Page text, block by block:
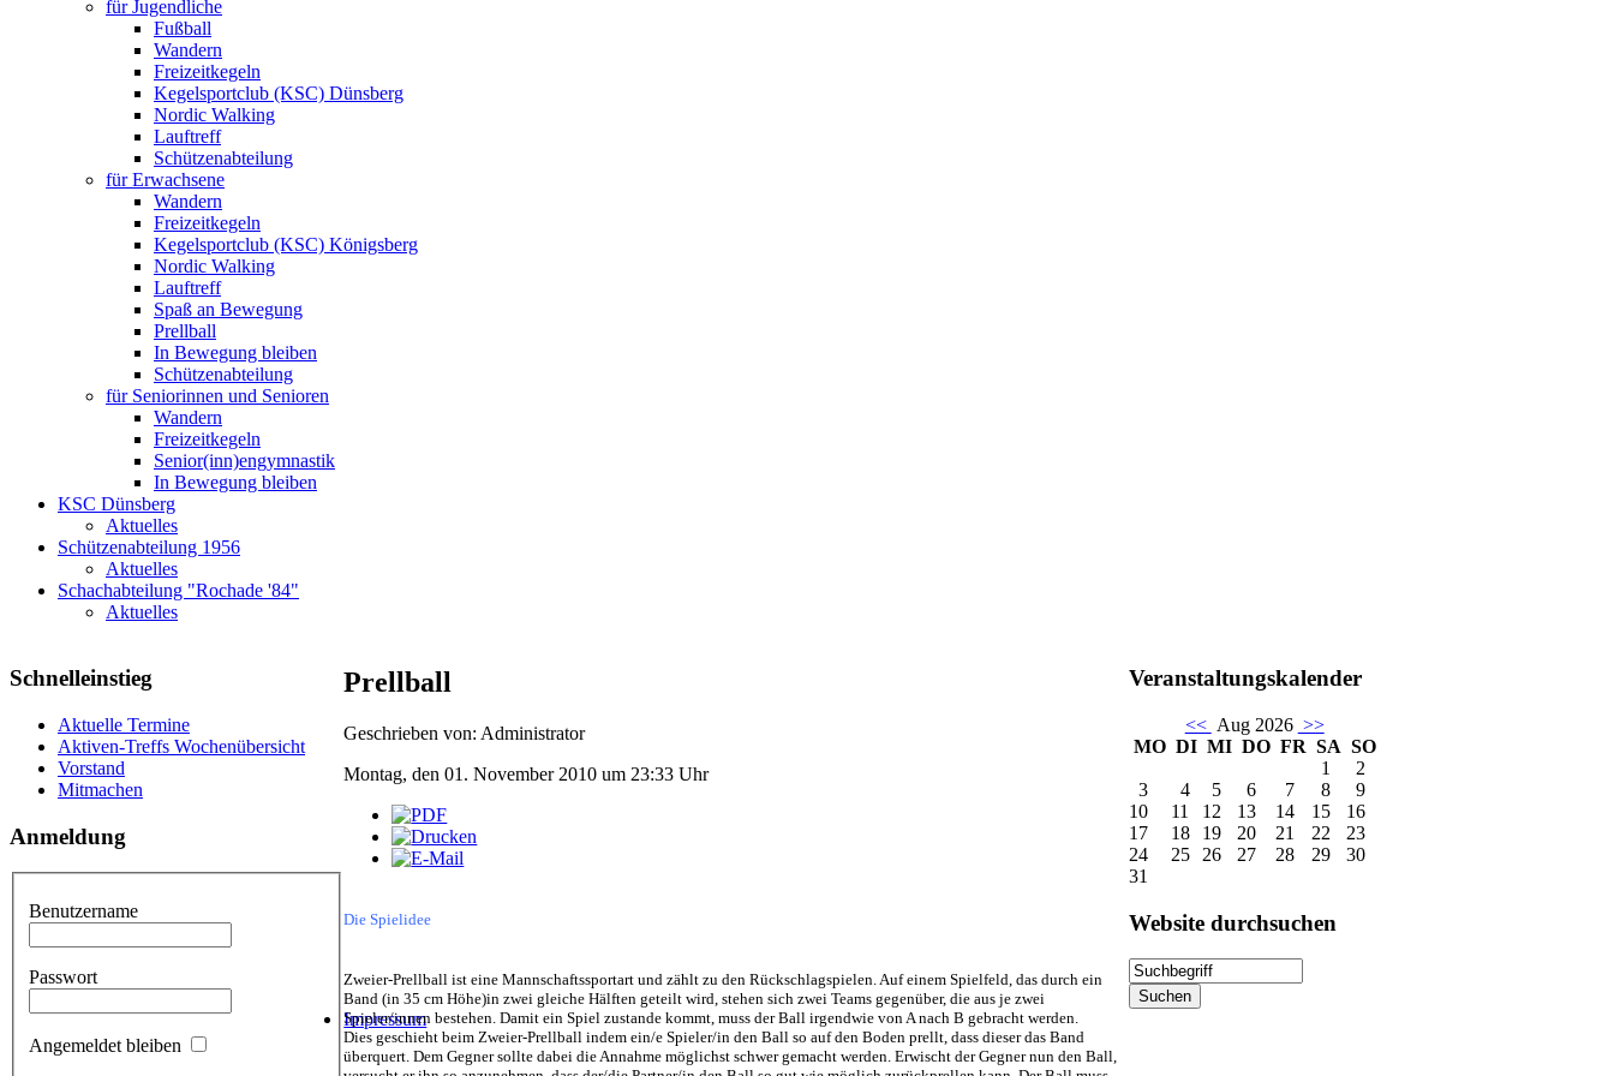
für Jugendliche
Fußball
Wandern
Freizeitkegeln
Kegelsportclub (KSC) Dünsberg
Nordic Walking
Lauftreff
Schützenabteilung
für Erwachsene
Wandern
Freizeitkegeln
Kegelsportclub (KSC) Königsberg
Nordic Walking
Lauftreff
Spaß an Bewegung
Prellball
In Bewegung bleiben
Schützenabteilung
für Seniorinnen und Senioren
Wandern
Freizeitkegeln
Senior(inn)engymnastik
In Bewegung bleiben
KSC Dünsberg
Aktuelles
Schützenabteilung 1956
Aktuelles
Schachabteilung "Rochade '84"
Aktuelles
Prellball
Geschrieben von: Administrator
Montag, den 01. November 2010 um 23:33 Uhr
Die Spielidee
Zweier-Prellball ist eine Mannschaftssportart und zählt zu den Rückschlagspielen. Auf einem Spielfeld, das durch ein
Band (in 35 cm Höhe)in zwei gleiche Hälften geteilt wird, stehen sich zwei Teams gegenüber, die aus je zwei
Spieler/innen bestehen. Damit ein Spiel zustande kommt, muss der Ball irgendwie von A nach B gebracht werden.
Dies geschieht beim Zweier-Prellball indem ein/e Spieler/in den Ball so auf den Boden prellt, dass dieser das Band
überquert. Dem Gegner sollte dabei die Annahme möglichst schwer gemacht werden. Erwischt der Gegner nun den Ball,
Schnelleinstieg
Aktuelle Termine
Aktiven-Treffs Wochenübersicht
Vorstand
Mitmachen
Anmeldung
Benutzername
Passwort
Angemeldet bleiben
Veranstaltungskalender
<< Aug 2026 >>
MO DI MI DO FR SA SO
1
2
3
4 5 6 7 8
9
10
11 12 13 14 15
16
17
18 19 20 21 22
23
24
25 26 27 28 29
30
31
Websitedurchsuchen
Impressum